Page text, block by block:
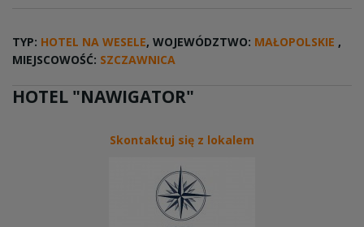
TYP: HOTEL NA WESELE, WOJEWÓDZTWO: MAŁOPOLSKIE ,
MIEJSCOWOŚĆ: SZCZAWNICA
HOTEL "NAWIGATOR"
Skontaktuj się z lokalem